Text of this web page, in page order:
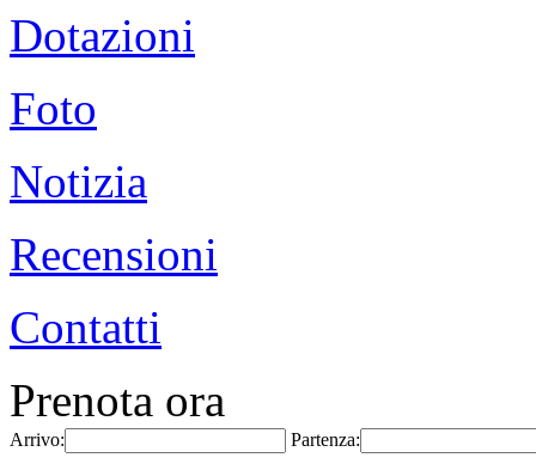
Dotazioni
Foto
Notizia
Recensioni
Contatti
Prenota ora
Arrivo: Partenza: